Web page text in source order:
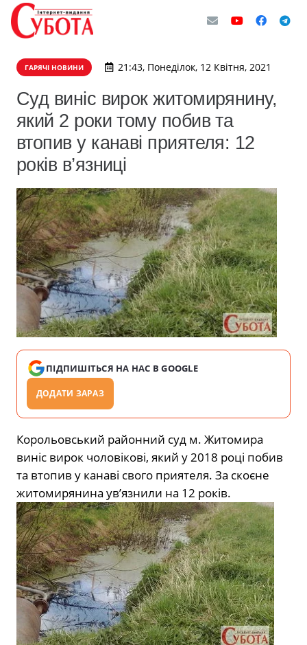
ГАРЯЧІ НОВИНИ 21:43, Понеділок, 12 Квітня, 2021
Суд виніс вирок житомирянину,
який 2 роки тому побив та
втопив у канаві приятеля: 12
років в’язниці
ПІДПИШІТЬСЯ НА НАС В GOOGLE
ДОДАТИ ЗАРАЗ
Корольовський районний суд м. Житомира
виніс вирок чоловікові, який у 2018 році побив
та втопив у канаві свого приятеля. За скоєне
житомирянина ув’язнили на 12 років.